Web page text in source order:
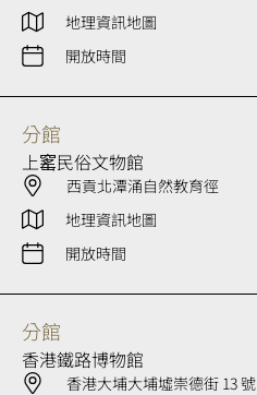
地理資訊地圖
開放時間
分館
上窰民俗文物館
西貢北潭涌自然教育徑
地理資訊地圖
開放時間
分館
香港鐵路博物館
香港大埔大埔墟崇德街 13 號